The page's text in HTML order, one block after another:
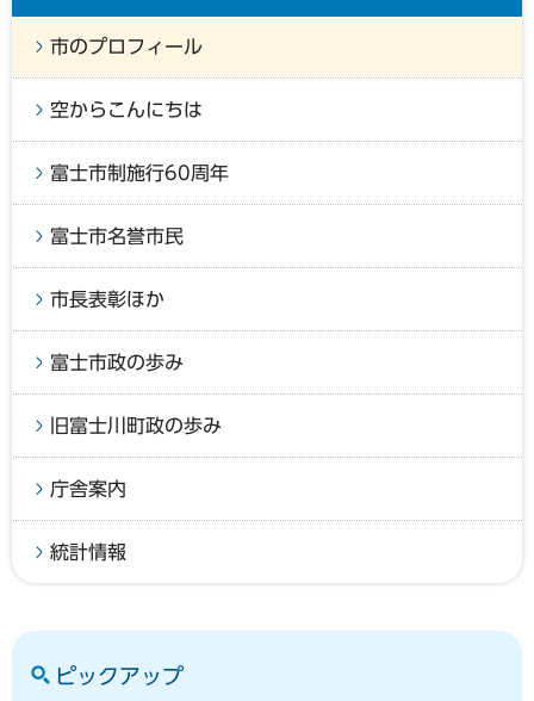
市のプロフィール
空からこんにちは
富士市制施行60周年
富士市名誉市民
市長表彰ほか
富士市政の歩み
旧富士川町政の歩み
庁舎案内
統計情報
ピックアップ